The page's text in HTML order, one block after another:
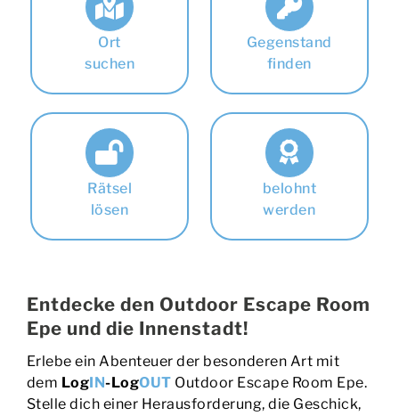
Ort
suchen
Gegenstand
finden
Rätsel
lösen
belohnt
werden
Entdecke den Outdoor Escape Room
Epe und die Innenstadt!
Erlebe ein Abenteuer der besonderen Art mit
dem LogIN-LogOUT Outdoor Escape Room Epe.
Stelle dich einer Herausforderung, die Geschick,